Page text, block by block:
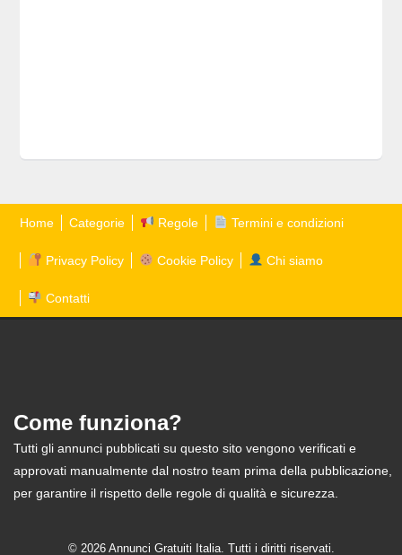
Home Categorie Regole Termini e condizioni
Privacy Policy Cookie Policy Chi siamo
Contatti
Come funziona?
Tutti gli annunci pubblicati su questo sito vengono verificati e
approvati manualmente dal nostro team prima della pubblicazione,
per garantire il rispetto delle regole di qualità e sicurezza.
© 2026 Annunci Gratuiti Italia. Tutti i diritti riservati.